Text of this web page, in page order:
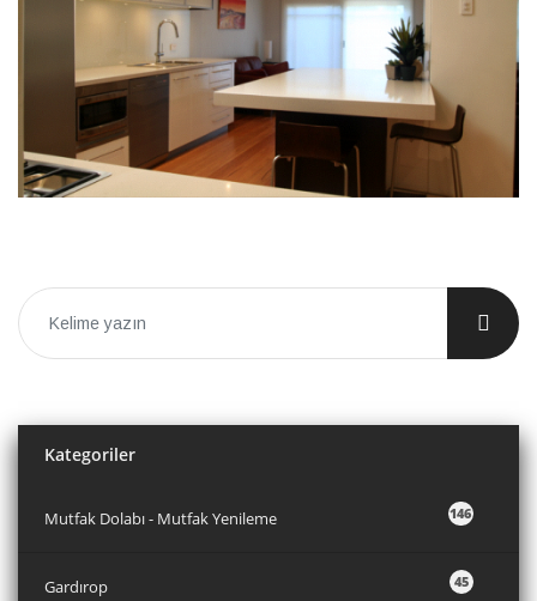
Kategoriler
146
Mutfak Dolabı - Mutfak Yenileme
45
Gardırop